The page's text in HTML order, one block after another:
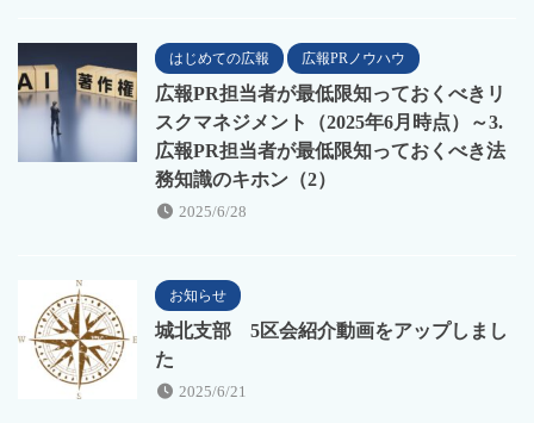
はじめての広報 広報PRノウハウ
広報PR担当者が最低限知っておくべきリ
スクマネジメント（2025年6月時点）～3.
広報PR担当者が最低限知っておくべき法
務知識のキホン（2）
2025/6/28
お知らせ
城北支部 5区会紹介動画をアップしまし
た
2025/6/21